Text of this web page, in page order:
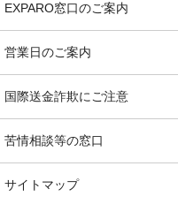
EXPARO窓口のご案内
営業日のご案内
国際送金詐欺にご注意
苦情相談等の窓口
サイトマップ